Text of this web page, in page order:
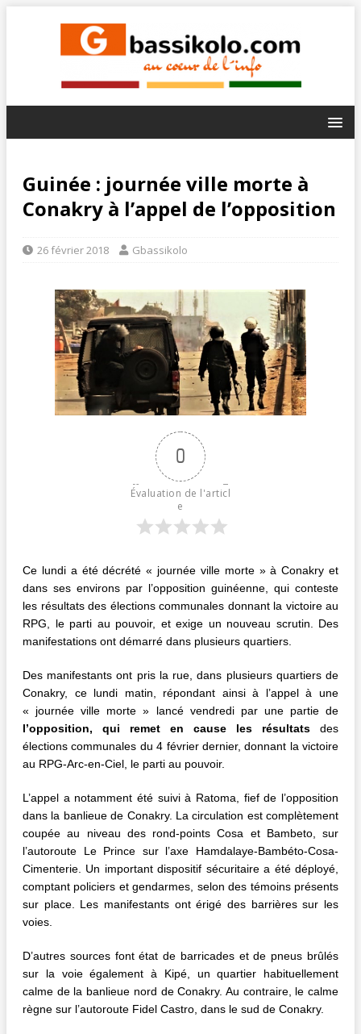
Guinée : journée ville morte à
Conakry à l’appel de l’opposition
26 février 2018 Gbassikolo
0
Évaluation de l'articl
e
Ce lundi a été décrété « journée ville morte » à Conakry et
dans ses environs par l’opposition guinéenne, qui conteste
les résultats des élections communales donnant la victoire au
RPG, le parti au pouvoir, et exige un nouveau scrutin. Des
manifestations ont démarré dans plusieurs quartiers.
Des manifestants ont pris la rue, dans plusieurs quartiers de
Conakry, ce lundi matin, répondant ainsi à l’appel à une
« journée ville morte » lancé vendredi par une partie de
l’opposition, qui remet en cause les résultats des
élections communales du 4 février dernier, donnant la victoire
au RPG-Arc-en-Ciel, le parti au pouvoir.
L’appel a notamment été suivi à Ratoma, fief de l’opposition
dans la banlieue de Conakry. La circulation est complètement
coupée au niveau des rond-points Cosa et Bambeto, sur
l’autoroute Le Prince sur l’axe Hamdalaye-Bambéto-Cosa-
Cimenterie. Un important dispositif sécuritaire a été déployé,
comptant policiers et gendarmes, selon des témoins présents
sur place. Les manifestants ont érigé des barrières sur les
voies.
D’autres sources font état de barricades et de pneus brûlés
sur la voie également à Kipé, un quartier habituellement
calme de la banlieue nord de Conakry. Au contraire, le calme
règne sur l’autoroute Fidel Castro, dans le sud de Conakry.